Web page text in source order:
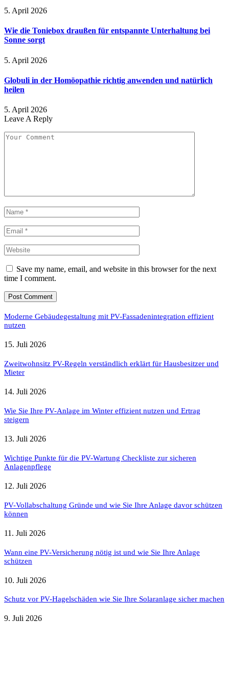
5. April 2026
Wie die Toniebox draußen für entspannte Unterhaltung bei
Sonne sorgt
5. April 2026
Globuli in der Homöopathie richtig anwenden und natürlich
heilen
5. April 2026
Leave A Reply
Save my name, email, and website in this browser for the next
time I comment.
Moderne Gebäudegestaltung mit PV-Fassadenintegration effizient
nutzen
15. Juli 2026
Zweitwohnsitz PV-Regeln verständlich erklärt für Hausbesitzer und
Mieter
14. Juli 2026
Wie Sie Ihre PV-Anlage im Winter effizient nutzen und Ertrag
steigern
13. Juli 2026
Wichtige Punkte für die PV-Wartung Checkliste zur sicheren
Anlagenpflege
12. Juli 2026
PV-Vollabschaltung Gründe und wie Sie Ihre Anlage davor schützen
können
11. Juli 2026
Wann eine PV-Versicherung nötig ist und wie Sie Ihre Anlage
schützen
10. Juli 2026
Schutz vor PV-Hagelschäden wie Sie Ihre Solaranlage sicher machen
9. Juli 2026